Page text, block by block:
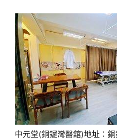
中元堂(銅鑼灣醫舘)地址：